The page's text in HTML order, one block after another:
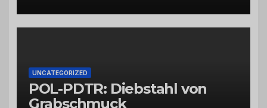
UNCATEGORIZED
POL-PDTR: Diebstahl von
Grabschmuck